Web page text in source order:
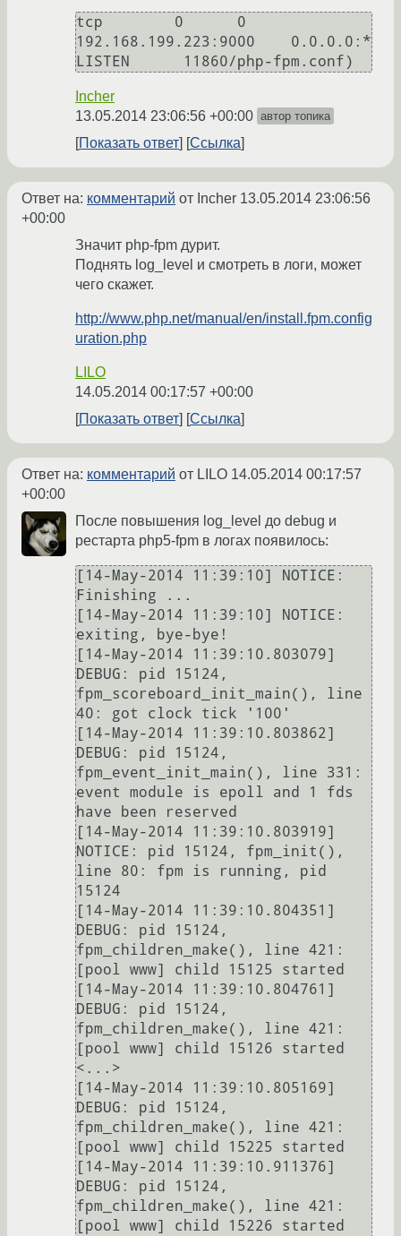
tcp        0      0
192.168.199.223:9000    0.0.0.0:*
Incher
13.05.2014 23:06:56 +00:00 автор топика
Показать ответ Ссылка
Ответ на: комментарий от Incher 13.05.2014 23:06:56
+00:00
Значит php-fpm дурит.
Поднять log_level и смотреть в логи, может
чего скажет.
http://www.php.net/manual/en/install.fpm.config
uration.php
LILO
14.05.2014 00:17:57 +00:00
Показать ответ
Ссылка
Ответ на: комментарий от LILO 14.05.2014 00:17:57
+00:00
После повышения log_level до debug и
рестарта php5-fpm в логах появилось:
[14-May-2014 11:39:10] NOTICE:
Finishing ...
[14-May-2014 11:39:10] NOTICE:
exiting, bye-bye!
[14-May-2014 11:39:10.803079]
DEBUG: pid 15124,
fpm_scoreboard_init_main(), line
40: got clock tick '100'
[14-May-2014 11:39:10.803862]
DEBUG: pid 15124,
fpm_event_init_main(), line 331:
event module is epoll and 1 fds
have been reserved
[14-May-2014 11:39:10.803919]
NOTICE: pid 15124, fpm_init(),
line 80: fpm is running, pid
15124
[14-May-2014 11:39:10.804351]
DEBUG: pid 15124,
fpm_children_make(), line 421:
[pool www] child 15125 started
[14-May-2014 11:39:10.804761]
DEBUG: pid 15124,
fpm_children_make(), line 421:
[pool www] child 15126 started
<...>
[14-May-2014 11:39:10.805169]
DEBUG: pid 15124,
fpm_children_make(), line 421:
[pool www] child 15225 started
[14-May-2014 11:39:10.911376]
DEBUG: pid 15124,
fpm_children_make(), line 421:
[pool www] child 15226 started